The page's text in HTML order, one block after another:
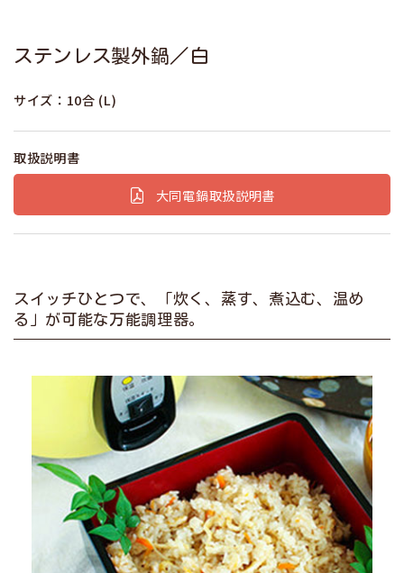
ステンレス製外鍋／白
サイズ：10合 (L)
取扱説明書
大同電鍋取扱説明書
スイッチひとつで、「炊く、蒸す、煮込む、温め
る」が可能な万能調理器。